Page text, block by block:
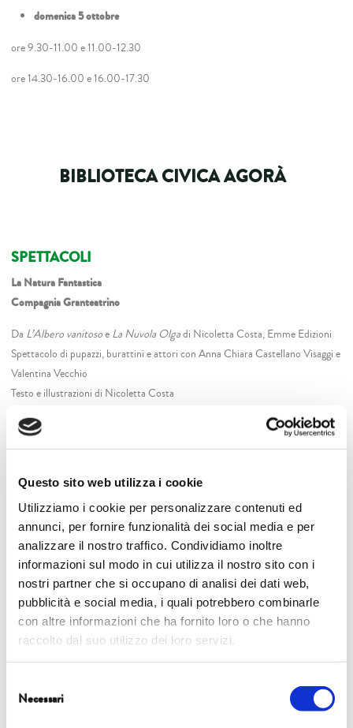
Questo sito web utilizza i cookie
Utilizziamo i cookie per personalizzare contenuti ed
annunci, per fornire funzionalità dei social media e per
analizzare il nostro traffico. Condividiamo inoltre
informazioni sul modo in cui utilizza il nostro sito con i
nostri partner che si occupano di analisi dei dati web,
pubblicità e social media, i quali potrebbero combinarle
con altre informazioni che ha fornito loro o che hanno
raccolto dal suo utilizzo dei loro servizi.
delNecessari
domenica 5 ottobre
ore 9.30-11.00 e 11.00-12.30
ore 14.30-16.00 e 16.00-17.30
BIBLIOTECA CIVICA AGORÀ
SPETTACOLI
La Natura Fantastica
Compagnia Granteatrino
Da L’Albero vanitosoeLa Nuvola Olgadi Nicoletta Costa, Emme Edizioni
Spettacolo di pupazzi, burattini e attori con Anna Chiara Castellano Visaggi e
Valentina Vecchio
Testo e illustrazioni di Nicoletta Costa
Burattini, pupazzi, oggetti e fondali di Manuela Trimboli e Angela Fracchiolla
Regia di Paolo Comentale
troppo orgoglioso del suo aspetto e delle sue magnifiche foglie, scaccia via
tutti gli animaletti che vorrebbero avvicinarsi. E poi una nuvoletta bambina di
nome Olga che ha tanto bisogno di fare la pipì e che tutti evitano perché non
vogliono bagnarsi… fino a quando Olga non si unisce alle altre nuvole e, tutte
insieme, fanno un temporale!
Due episodi colorati e giocosi tratti dai libri di Nicoletta Costa: uno
spettacolo che racconta ai bambini l’importanza della solidarietà e
dell’apertura nei confronti degli altri.
Lo spettacolo, consigliato ai ragazzi tra i 2 e i 7 anni, si terrà:
sabato 4 ottobre ore 16.30-18.00